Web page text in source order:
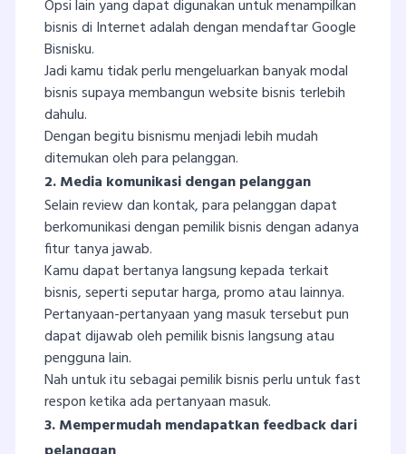
Opsi lain yang dapat digunakan untuk menampilkan
bisnis di Internet adalah dengan mendaftar Google
Bisnisku.
Jadi kamu tidak perlu mengeluarkan banyak modal
bisnis supaya membangun website bisnis terlebih
dahulu.
Dengan begitu bisnismu menjadi lebih mudah
ditemukan oleh para pelanggan.
2. Media komunikasi dengan pelanggan
Selain review dan kontak, para pelanggan dapat
berkomunikasi dengan pemilik bisnis dengan adanya
fitur tanya jawab.
Kamu dapat bertanya langsung kepada terkait
bisnis, seperti seputar harga, promo atau lainnya.
Pertanyaan-pertanyaan yang masuk tersebut pun
dapat dijawab oleh pemilik bisnis langsung atau
pengguna lain.
Nah untuk itu sebagai pemilik bisnis perlu untuk fast
respon ketika ada pertanyaan masuk.
3. Mempermudah mendapatkan feedback dari